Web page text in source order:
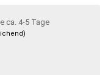
ca. 4-5 Tage